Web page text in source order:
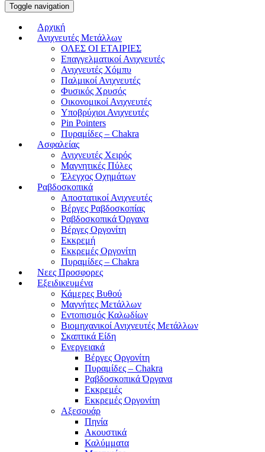
Toggle navigation
Αρχική
Ανιχνευτές Μετάλλων
ΟΛΕΣ ΟΙ ΕΤΑΙΡΙΕΣ
Επαγγελματικοί Ανιχνευτές
Ανιχνευτές Χόμπυ
Παλμικοί Ανιχνευτές
Φυσικός Χρυσός
Οικονομικοί Ανιχνευτές
Υποβρύχιοι Ανιχνευτές
Pin Pointers
Πυραμίδες – Chakra
Ασφαλείας
Ανιχνευτές Χειρός
Μαγνητικές Πύλες
Έλεγχος Οχημάτων
Ραβδοσκοπικά
Αποστατικοί Ανιχνευτές
Βέργες Ραβδοσκοπίας
Ραβδοσκοπικά Όργανα
Βέργες Οργονίτη
Εκκρεμή
Εκκρεμές Οργονίτη
Πυραμίδες – Chakra
Νεες Προσφορες
Εξειδικευμένα
Κάμερες Βυθού
Μαγνήτες Μετάλλων
Εντοπισμός Καλωδίων
Βιομηχανικοί Ανιχνευτές Μετάλλων
Σκαπτικά Είδη
Ενεργειακά
Βέργες Οργονίτη
Πυραμίδες – Chakra
Ραβδοσκοπικά Όργανα
Εκκρεμές
Εκκρεμές Οργονίτη
Αξεσουάρ
Πηνία
Ακουστικά
Καλύμματα